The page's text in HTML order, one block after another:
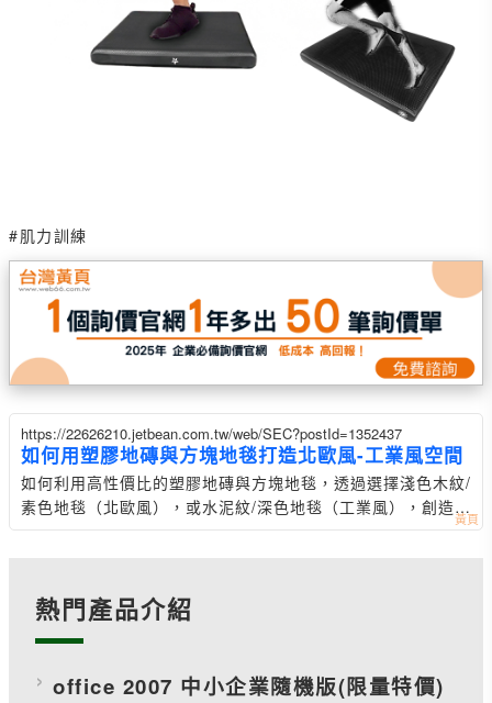
#肌力訓練
https://22626210.jetbean.com.tw/web/SEC?postId=1352437
如何用塑膠地磚與方塊地毯打造北歐風-工業風空間
如何利用高性價比的塑膠地磚與方塊地毯，透過選擇淺色木紋/
素色地毯（北歐風），或水泥紋/深色地毯（工業風），創造出
流行的裝修風格。
熱門產品介紹
office 2007 中小企業隨機版(限量特價)